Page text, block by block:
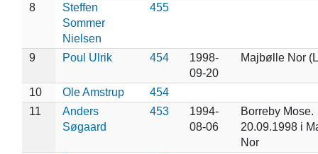
8
Steffen
Sommer
Nielsen
455
9 Poul Ulrik 454
1998-
09-20
Majbølle Nor
10 Ole Amstrup
454
11
Anders
Søgaard
453
1994-
08-06
Borreby Mose.
20.09.1998 i
Nor